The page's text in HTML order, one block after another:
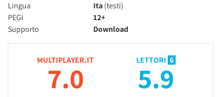
Lingua
Ita(testi)
PEGI
12+
Supporto
Download
MULTIPLAYER.IT
7.0
LETTORI 6
5.9